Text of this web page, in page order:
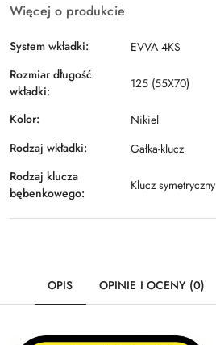
Więcej o produkcie
System wkładki:
EVVA 4KS
Rozmiar długość
wkładki:
125 (55X70)
Kolor:
Nikiel
Rodzaj wkładki:
Gałka-klucz
Rodzaj klucza
bębenkowego:
Klucz symetryczny
OPIS OPINIE I OCENY (0)